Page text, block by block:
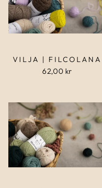
VILJA | FILCOLANA
62,00 kr